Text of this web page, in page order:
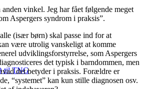
til TNG
vinkel. Jeg har fået følgende meget
Aspergers syndrom i praksis”.
(især børn) skal passe ind for at
være utrolig vanskeligt at komme
udviklingsforstyrrelse, som Aspergers
det typisk i barndommen, men
det betyder i praksis. Forældre er
“systemet” kan kun stille diagnosen osv.